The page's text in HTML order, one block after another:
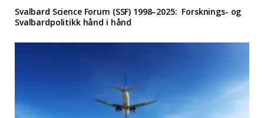
Svalbard Science Forum (SSF) 1998–2025: Forsknings- og
Svalbardpolitikk hånd i hånd